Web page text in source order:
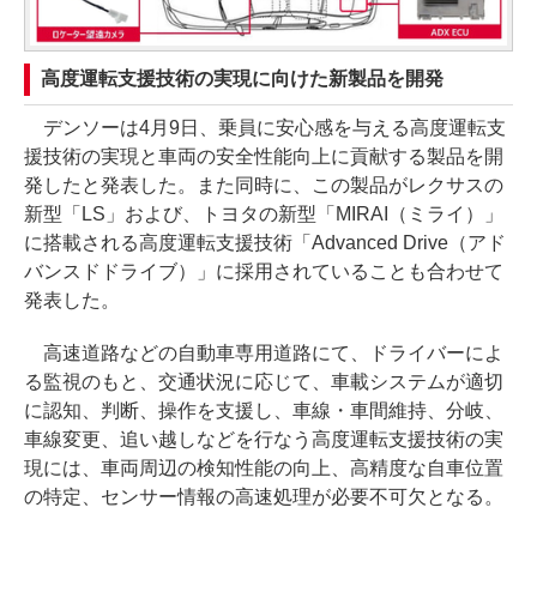
高度運転支援技術の実現に向けた新製品を開発
デンソーは4月9日、乗員に安心感を与える高度運転支
援技術の実現と車両の安全性能向上に貢献する製品を開
発したと発表した。また同時に、この製品がレクサスの
新型「LS」および、トヨタの新型「MIRAI（ミライ）」
に搭載される高度運転支援技術「Advanced Drive（アド
バンスドドライブ）」に採用されていることも合わせて
発表した。
高速道路などの自動車専用道路にて、ドライバーによ
る監視のもと、交通状況に応じて、車載システムが適切
に認知、判断、操作を支援し、車線・車間維持、分岐、
車線変更、追い越しなどを行なう高度運転支援技術の実
現には、車両周辺の検知性能の向上、高精度な自車位置
の特定、センサー情報の高速処理が必要不可欠となる。